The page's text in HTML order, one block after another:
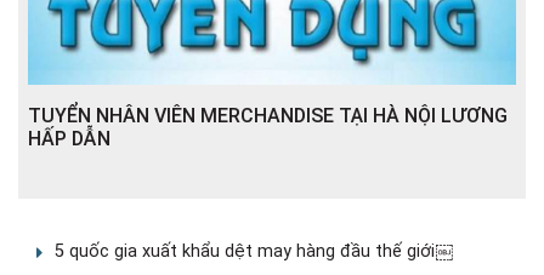
TUYỂN NHÂN VIÊN MERCHANDISE TẠI HÀ NỘI LƯƠNG
HẤP DẪN
5 quốc gia xuất khẩu dệt may hàng đầu thế giới￼